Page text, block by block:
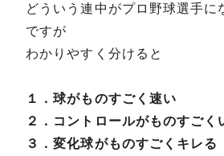
どういう連中がプロ野球選手に
ですが
わかりやすく分けると
１．球がものすごく速い
２．コントロールがものすごく
３．変化球がものすごくキレる